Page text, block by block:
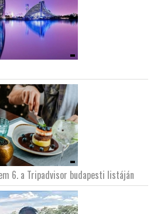
6. a Tripadvisor budapesti listáján